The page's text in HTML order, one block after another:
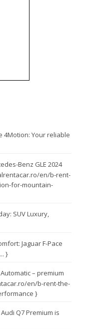
4Motion: Your reliable
Benz GLE 2024
en/b-rent-
for-mountain-
SUV Luxury,
Jaguar F-Pace
}
– premium
en/b-rent-the-
}
Q7 Premium is